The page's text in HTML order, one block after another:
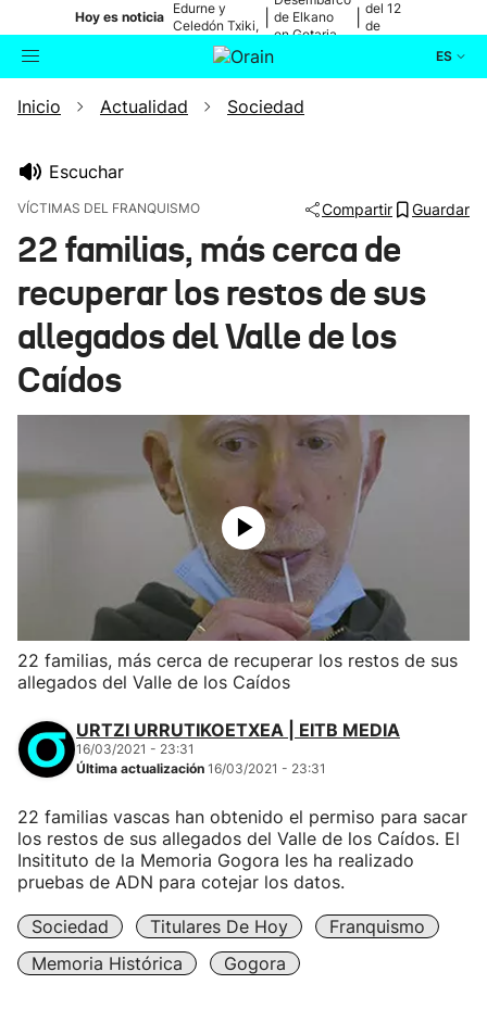
Hoy es noticia
Edurne y
Celedón Txiki,
en directo
de Elkano
en Getaria
del 12
de
ES
Buscador Actualidad
Ikusmiran
Eguraldia
Inicio Actualidad Sociedad
Escuchar
VÍCTIMAS DEL FRANQUISMO Compartir Guardar
22 familias, más cerca de
recuperar los restos de sus
allegados del Valle de los
Caídos
22 familias, más cerca de recuperar los restos de sus
allegados del Valle de los Caídos
URTZI URRUTIKOETXEA | EITB MEDIA
16/03/2021 - 23:31
Última actualización 16/03/2021 - 23:31
22 familias vascas han obtenido el permiso para sacar
los restos de sus allegados del Valle de los Caídos. El
Insitituto de la Memoria Gogora les ha realizado
pruebas de ADN para cotejar los datos.
Sociedad Titulares De Hoy
Franquismo
Memoria Histórica
Gogora